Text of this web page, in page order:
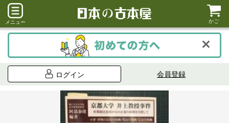
メニュー かご
ログイン 会員登録